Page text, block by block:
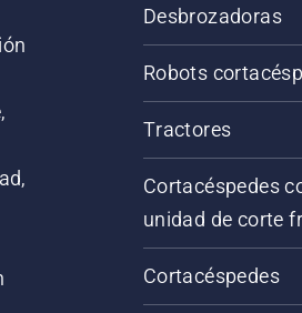
Desbrozadoras
Robots
Tractores
Cortacéspedes
unidad de corte
Cortacéspedes